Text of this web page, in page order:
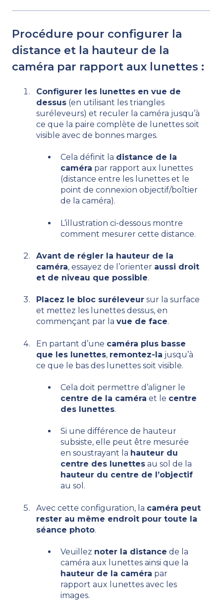
Procédure pour configurer la
distance et la hauteur de la
caméra par rapport aux lunettes :
Configurer les lunettes en vue de
dessus (en utilisant les triangles
suréleveurs) et reculer la caméra jusqu’à
ce que la paire complète de lunettes soit
visible avec de bonnes marges.
Cela définit la distance de la
caméra par rapport aux lunettes
(distance entre les lunettes et le
point de connexion objectif/boîtier
de la caméra).
L’illustration ci-dessous montre
comment mesurer cette distance.
Avant de régler la hauteur de la
caméra, essayez de l’orienter aussi droit
et de niveau que possible.
Placez le bloc suréleveur sur la surface
et mettez les lunettes dessus, en
commençant par la vue de face.
En partant d’une caméra plus basse
que les lunettes, remontez-la jusqu’à
ce que le bas des lunettes soit visible.
Cela doit permettre d’aligner le
centre de la caméra et le centre
des lunettes.
Si une différence de hauteur
subsiste, elle peut être mesurée
en soustrayant la hauteur du
centre des lunettes au sol de la
hauteur du centre de l’objectif
au sol.
Avec cette configuration, la caméra peut
rester au même endroit pour toute la
séance photo.
Veuillez noter la distance de la
caméra aux lunettes ainsi que la
hauteur de la caméra par
rapport aux lunettes avec les
images.